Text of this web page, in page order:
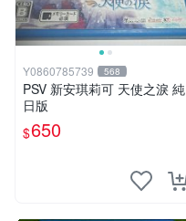
Y0860785739 568
PSV 新安琪莉可 天使之淚 純
日版
$650